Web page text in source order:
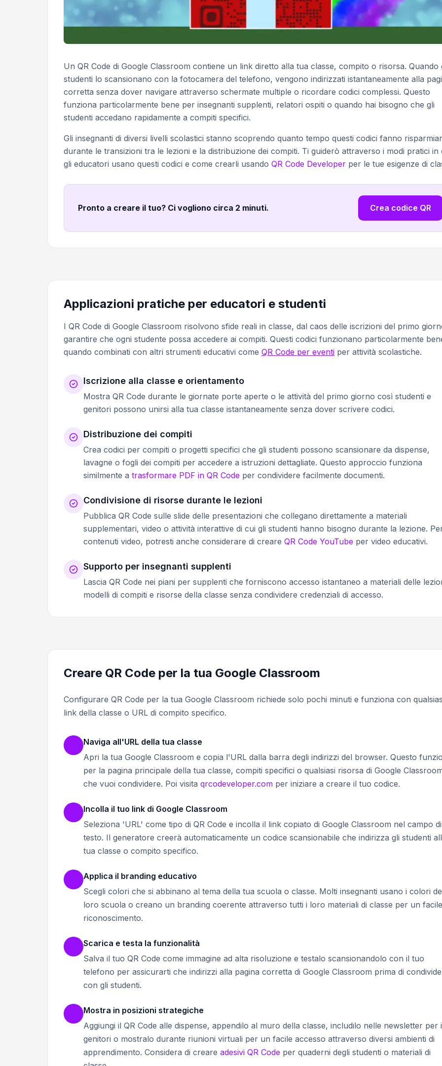
Un QR Code di Google Classroom contiene un link diretto alla tua classe, compito o risorsa. Quando
studenti lo scansionano con la fotocamera del telefono, vengono indirizzati istantaneamente alla
corretta senza dover navigare attraverso schermate multiple o ricordare codici complessi. Questo
funziona particolarmente bene per insegnanti supplenti, relatori ospiti o quando hai bisogno che gli
studenti accedano rapidamente a compiti specifici.
Gli insegnanti di diversi livelli scolastici stanno scoprendo quanto tempo questi codici fanno
durante le transizioni tra le lezioni e la distribuzione dei compiti. Ti guiderò attraverso i modi pratici in
gli educatori usano questi codici e come crearli usando QR Code Developer per le tue esigenze di
Pronto a creare il tuo? Ci vogliono circa 2 minuti. Crea codice QR
Applicazioni pratiche per educatori e studenti
I QR Code di Google Classroom risolvono sfide reali in classe, dal caos delle iscrizioni del primo
garantire che ogni studente possa accedere ai compiti. Questi codici funzionano particolarmente
quando combinati con altri strumenti educativi come QR Code per eventi per attività scolastiche.
Iscrizione alla classe e orientamento
Mostra QR Code durante le giornate porte aperte o le attività del primo giorno così studenti e
genitori possono unirsi alla tua classe istantaneamente senza dover scrivere codici.
Distribuzione dei compiti
Crea codici per compiti o progetti specifici che gli studenti possono scansionare da dispense,
lavagne o fogli dei compiti per accedere a istruzioni dettagliate. Questo approccio funziona
similmente a trasformare PDF in QR Code per condividere facilmente documenti.
Condivisione di risorse durante le lezioni
Pubblica QR Code sulle slide delle presentazioni che collegano direttamente a materiali
supplementari, video o attività interattive di cui gli studenti hanno bisogno durante la lezione.
contenuti video, potresti anche considerare di creare QR Code YouTube per video educativi.
Supporto per insegnanti supplenti
Lascia QR Code nei piani per supplenti che forniscono accesso istantaneo a materiali delle
modelli di compiti e risorse della classe senza condividere credenziali di accesso.
Creare QR Code per la tua Google Classroom
Configurare QR Code per la tua Google Classroom richiede solo pochi minuti e funziona con
link della classe o URL di compito specifico.
Naviga all'URL della tua classe
Apri la tua Google Classroom e copia l'URL dalla barra degli indirizzi del browser. Questo
per la pagina principale della tua classe, compiti specifici o qualsiasi risorsa di Google
che vuoi condividere. Poi visita qrcodeveloper.com per iniziare a creare il tuo codice.
Incolla il tuo link di Google Classroom
Seleziona 'URL' come tipo di QR Code e incolla il link copiato di Google Classroom nel campo di
testo. Il generatore creerà automaticamente un codice scansionabile che indirizza gli studenti
tua classe o compito specifico.
Applica il branding educativo
Scegli colori che si abbinano al tema della tua scuola o classe. Molti insegnanti usano i colori
loro scuola o creano un branding coerente attraverso tutti i loro materiali di classe per un facile
riconoscimento.
Scarica e testa la funzionalità
Salva il tuo QR Code come immagine ad alta risoluzione e testalo scansionandolo con il tuo
telefono per assicurarti che indirizzi alla pagina corretta di Google Classroom prima di
con gli studenti.
Mostra in posizioni strategiche
Aggiungi il QR Code alle dispense, appendilo al muro della classe, includilo nelle newsletter per i
genitori o mostralo durante riunioni virtuali per un facile accesso attraverso diversi ambienti di
apprendimento. Considera di creare adesivi QR Code per quaderni degli studenti o materiali di